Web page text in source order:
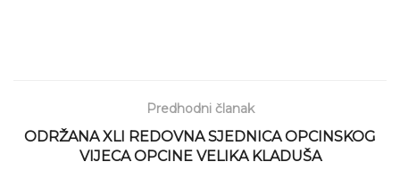
Predhodni članak
ODRŽANA XLI REDOVNA SJEDNICA OPCINSKOG
VIJECA OPCINE VELIKA KLADUŠA